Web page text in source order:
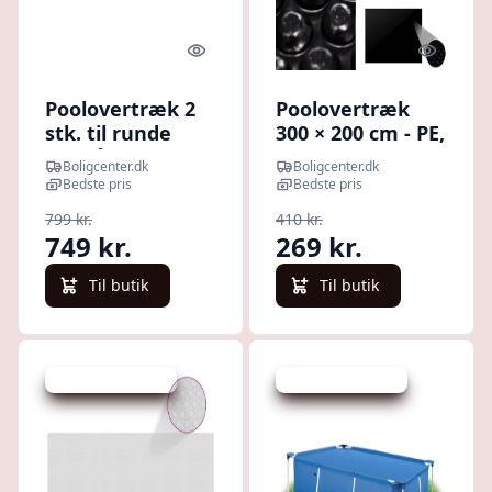
Quick look
Poolovertræk 2
stk. til runde
fritstående pools
450-457 cm -
Boligcenter.dk
Bedste pris
799 kr.
749 kr.
Til butik
Quick
Poolovertræk
300 × 200 cm - PE,
sortBoligcenter.dk
Bedste pris
410 kr.
269 kr.
Til butik